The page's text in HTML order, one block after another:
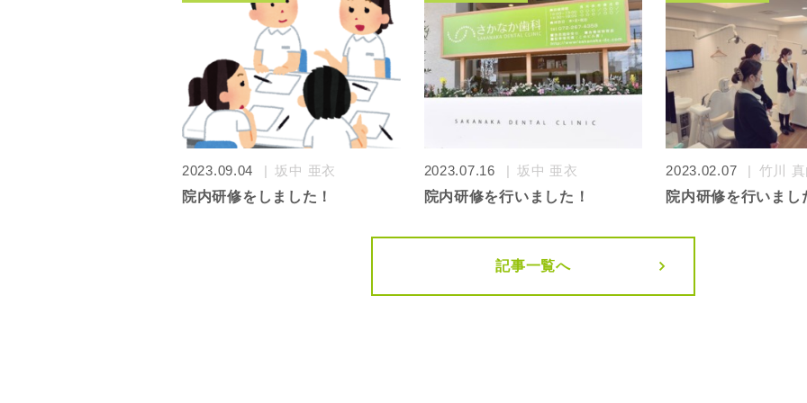
2023.09.04
坂中 亜衣
院内研修をしました！
2023.07.16
坂中 亜衣
院内研修を行いました！
2023.02.07
竹川
院内研修を行いまし
記事一覧へ